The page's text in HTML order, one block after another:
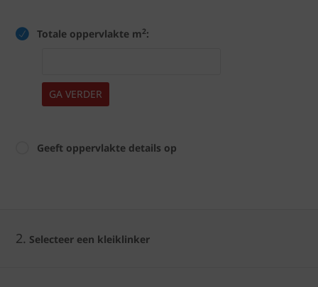
Totale oppervlakte m2:
GA VERDER
Geeft oppervlakte details op
2. Selecteer een kleiklinker